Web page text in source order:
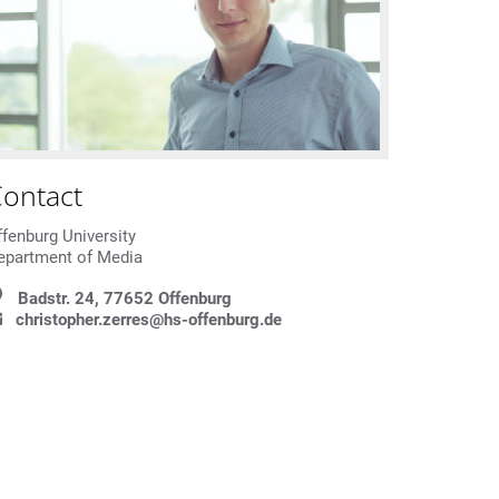
University
of Media
Badstr. 24, 77652 Offenburg
christopher.zerres@hs-offenburg.de